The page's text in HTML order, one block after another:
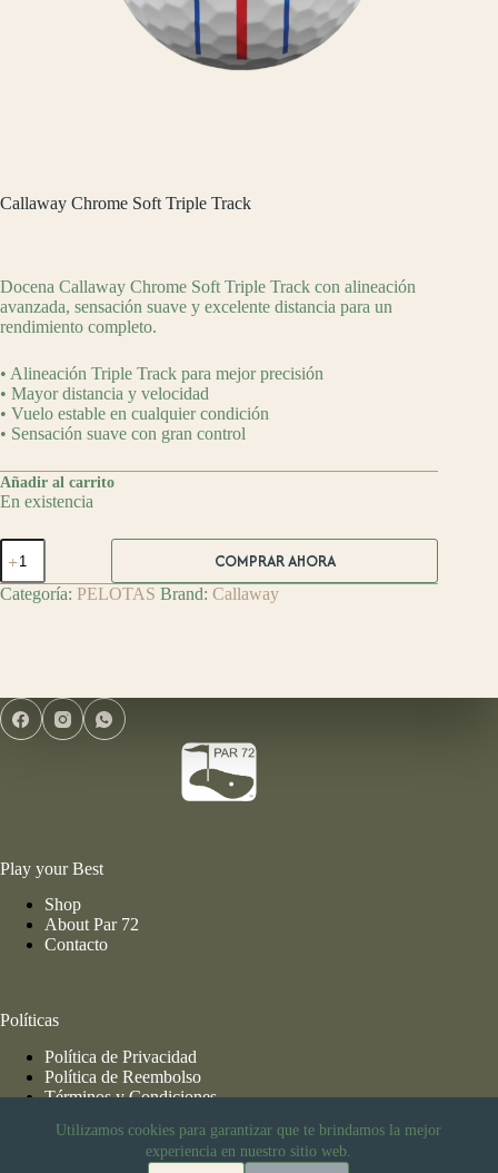
Utilizamos cookies para garantizar que te brindamos la mejor
experiencia en nuestro sitio web.
Callaway Chrome Soft Triple Track
Docena Callaway Chrome Soft Triple Track con alineación
avanzada, sensación suave y excelente distancia para un
rendimiento completo.
• Alineación Triple Track para mejor precisión
• Mayor distancia y velocidad
• Vuelo estable en cualquier condición
• Sensación suave con gran control
Añadir al carrito
En existencia
Callaway
Chrome
Soft
Triple
COMPRAR AHORA
Categoría: PELOTAS Brand: Callaway
Play your Best
Shop
About Par 72
Contacto
Políticas
Política de Privacidad
Política de Reembolso
Términos y Condiciones